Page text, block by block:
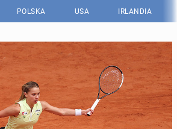
POLSKA USA IRLANDIA